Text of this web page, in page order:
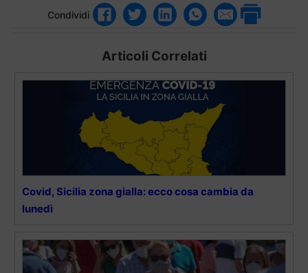
Condividi
Articoli Correlati
Covid, Sicilia zona gialla: ecco cosa cambia da
lunedì